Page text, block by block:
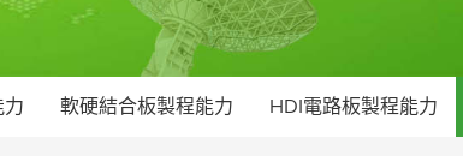
軟硬結合板製程能力 HDI電路板製程能力